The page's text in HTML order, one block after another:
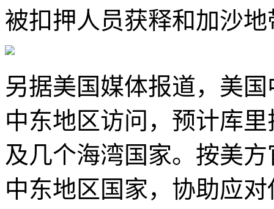
被扣押人员获释和加沙
另据美国媒体报道，美
中东地区访问，预计库
及几个海湾国家。按美
中东地区国家，协助应